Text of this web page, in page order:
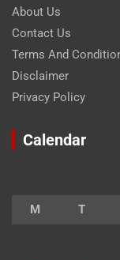
About Us
Contact Us
Terms And
Disclaimer
Privacy Policy
Calendar
M T